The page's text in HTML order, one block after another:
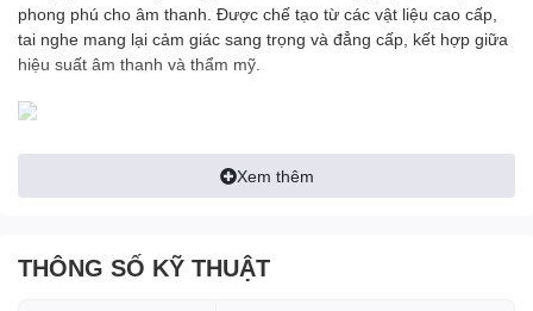
phong phú cho âm thanh. Được chế tạo từ các vật liệu cao cấp,
tai nghe mang lại cảm giác sang trọng và đẳng cấp, kết hợp giữa
hiệu suất âm thanh và thẩm mỹ.
Công nghệ thông minh
Khả năng chống ồn mạnh mẽ nhất từ trước đến nay khi trang bị
dụng chức năng khử tiếng ồn để điều chỉnh lại mang tới trải
Xem thêm
THÔNG SỐ KỸ THUẬT